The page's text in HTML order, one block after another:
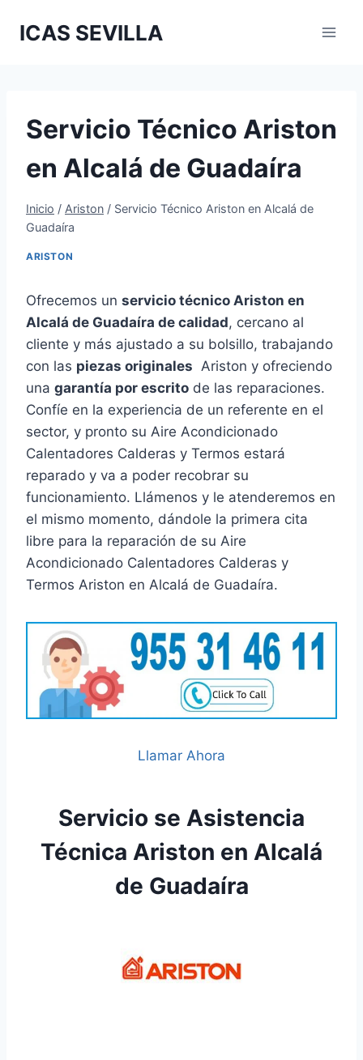
ICAS SEVILLA
Servicio Técnico Ariston
en Alcalá de Guadaíra
Inicio / Ariston / Servicio Técnico Ariston en Alcalá de
Guadaíra
ARISTON
Ofrecemos un servicio técnico Ariston en
Alcalá de Guadaíra de calidad, cercano al
cliente y más ajustado a su bolsillo, trabajando
con las piezas originales Ariston y ofreciendo
una garantía por escrito de las reparaciones.
Confíe en la experiencia de un referente en el
sector, y pronto su Aire Acondicionado
Calentadores Calderas y Termos estará
reparado y va a poder recobrar su
funcionamiento. Llámenos y le atenderemos en
el mismo momento, dándole la primera cita
libre para la reparación de su Aire
Acondicionado Calentadores Calderas y
Termos Ariston en Alcalá de Guadaíra.
Llamar Ahora
Servicio se Asistencia
Técnica Ariston en Alcalá
de Guadaíra